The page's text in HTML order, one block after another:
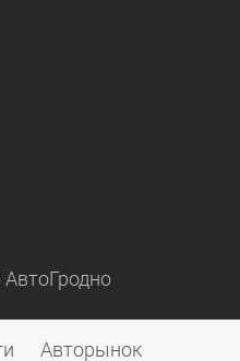
АвтоГродно
Авторынок